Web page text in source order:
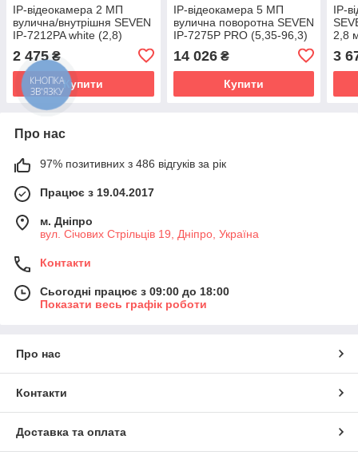
IP-відеокамера 2 МП
вулична/внутрішня SEVEN
IP-7212PA white (2,8)
2 475₴
Купити
IP-відеокамера 5 МП
вулична поворотна SEVEN
IP-7275P PRO (5,35-96,3)
14 026₴
Купити
IP-
2,8
3
Про нас
97% позитивних з 486 відгуків за рік
Працює з 19.04.2017
м. Дніпро
вул. Січових Стрільців 19, Дніпро, Україна
Контакти
Сьогодні працює з 09:00 до 18:00
Показати весь графік роботи
Про нас
Контакти
Доставка та оплата
КНОПКА
ЗВ'ЯЗКУ